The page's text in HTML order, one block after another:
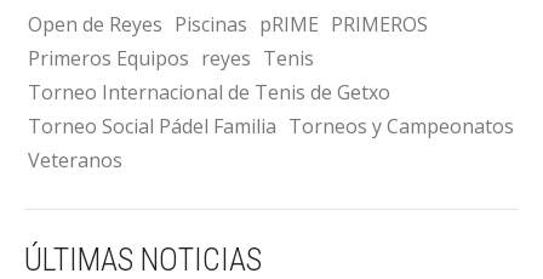
Open de Reyes Piscinas pRIME PRIMEROS
Primeros Equipos reyes Tenis
Torneo Internacional de Tenis de Getxo
Torneo Social Pádel Familia Torneos y Campeonatos
Veteranos
ÚLTIMAS NOTICIAS